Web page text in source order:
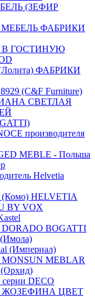
(ЗЕФИР
ФАБРИКИ
В ГОСТИНУЮ
ФАБРИКИ
(C&F Furniture)
СВЕТЛАЯ
производителя
MEBLE - Польша
Helvetia
(Комо) HELVETIA
BY VOX
BOGATTI
(Имола)
(Империал)
MEBLAR
(Орхид)
серии DECO
ЖОЗЕФИНА ЦВЕТ